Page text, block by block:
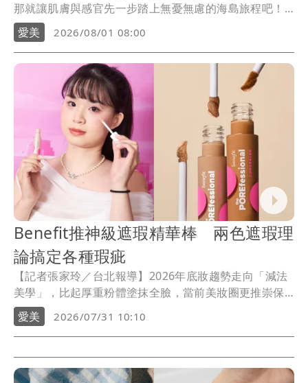
那就讓肌膚與感官先一步踏上無憂無慮的海島旅程吧！
SABON今年夏天帶來充滿驚喜的香氣雙重奏，一邊是由
調香師Céline Ripert傾心打造的全新「熱帶果嶼」限量
系列，另一邊則是去年引爆轟動、敲碗回歸的「沁柚莫
西多」限量系列。兩款風格迥異的鮮活果香，為黏膩燥
熱的日常洗沐注入滿滿儀式感與好心情。
愛美 2026/08/01 08:00
Benefit推神級遮瑕精華棒 兩色遮瑕理
論搞定各種瑕疵
【記者張家玲／台北報導】2026年底妝趨勢走向「減法
美學」，比起厚重粉體塗抹全臉，當前美妝圈更推崇保
留原生肌膚光彩，只做精準修飾。然而面對悶熱氣候與
冷氣房折磨，眼下乾紋、粗大毛孔及泛紅痘印總讓人頭
痛不已，層層疊加反倒造成卡粉與斑駁， Benefit延續經
典柔焦科技，推出全新「嘖嘖稱齊輕盈遮瑕精華棒」，
幫忙搞定各種瑕疵。
愛美 2026/07/31 10:10